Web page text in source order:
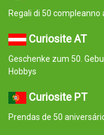
Regali di 50
Curiosite AT
Geschenke zum 50.
Hobbys
Curiosite PT
Prendas de 50